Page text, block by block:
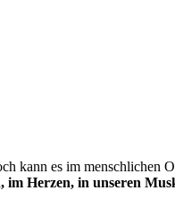
kann es im menschlichen
im Herzen, in unseren